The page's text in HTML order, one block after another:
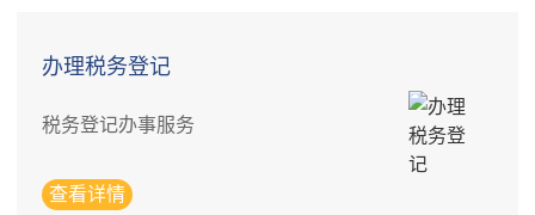
办理税务登记
税务登记办事服务
查看详情